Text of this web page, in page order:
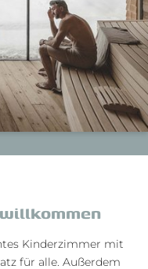
Kinderzimmer mit
für alle. Außerdem